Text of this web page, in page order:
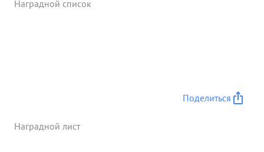
Наградной список
Поделиться
Наградной лист